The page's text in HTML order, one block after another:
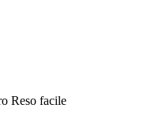
Reso facile